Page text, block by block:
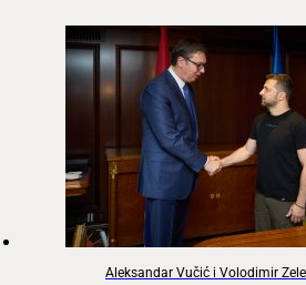
Aleksandar Vučić i Volodimir